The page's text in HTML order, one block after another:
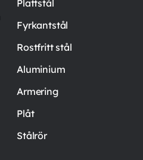
Plattstål
Fyrkantstål
Rostfritt stål
Aluminium
Armering
Plåt
Stålrör